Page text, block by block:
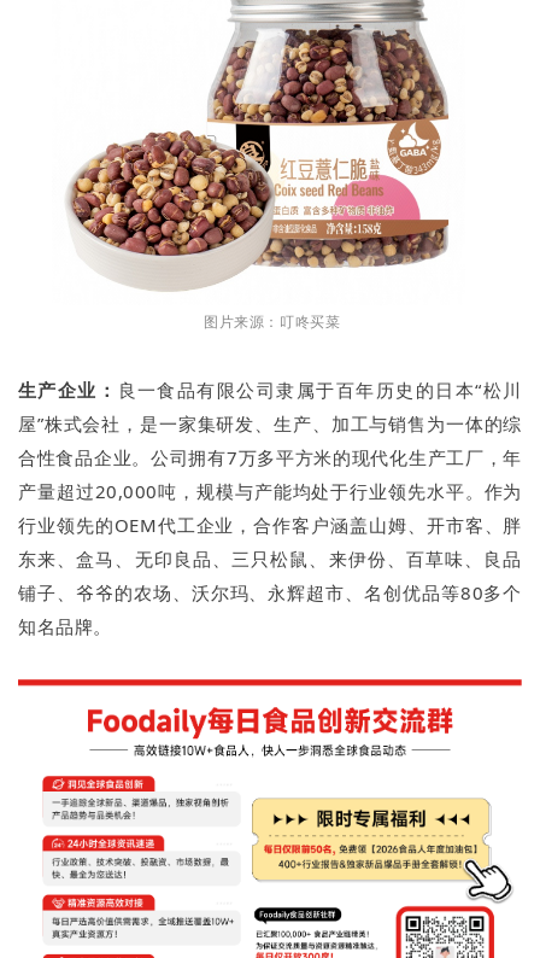
图片来源：叮咚买菜
生产企业： 良一食品有限公司隶属于百年历史的日本“松川
屋”株式会社，是一家集研发、生产、加工与销售为一体的综
合性食品企业。公司拥有7万多平方米的现代化生产工厂，年
产量超过20,000吨，规模与产能均处于行业领先水平。作为
行业领先的OEM代工企业，合作客户涵盖山姆、开市客、胖
东来、盒马、无印良品、三只松鼠、来伊份、百草味、良品
铺子、爷爷的农场、沃尔玛、永辉超市、名创优品等80多个
知名品牌。